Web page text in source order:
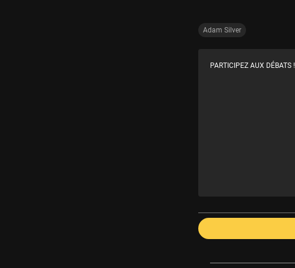
Adam Silver
PARTICIPEZ AUX DÉBATS !